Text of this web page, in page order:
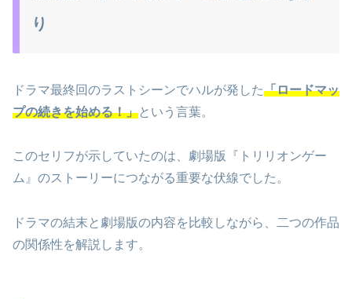
り
ドラマ最終回のラストシーンでハルが発した「ロードマッ
プの続きを始める！」という言葉。
このセリフが示していたのは、劇場版『トリリオンゲー
ム』のストーリーにつながる重要な伏線でした。
ドラマの結末と劇場版の内容を比較しながら、二つの作品
の関係性を解説します。